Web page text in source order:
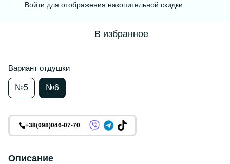
Войти для отображения накопительной скидки
В избранное
Вариант отдушки
№5 №6
+38(098)046-07-70
Описание